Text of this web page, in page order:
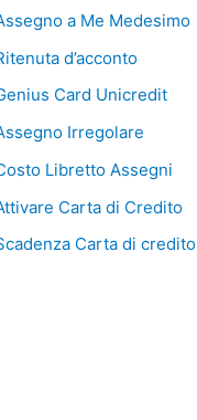
a Me Medesimo
d’acconto
Card Unicredit
Irregolare
Libretto Assegni
Carta di Credito
Carta di credito